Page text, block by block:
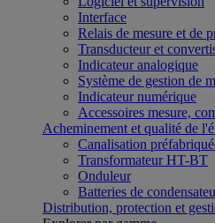
Interface
Relais de mesure et de
Transducteur et
Indicateur analogique
Système de gestion de
Indicateur numérique
Accessoires mesure,
Acheminement et qualité de
Canalisation
Transformateur HT-BT
Onduleur
Batteries de
Distribution, protection et